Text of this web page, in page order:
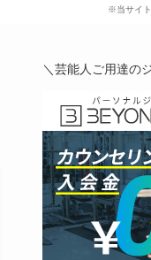
＼芸能人ご用達の